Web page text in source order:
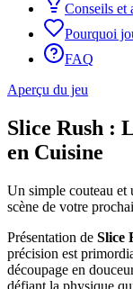
Conseils et
Pourquoi
FAQ
Aperçu du jeu
Slice Rush :
en Cuisine
Un simple couteau et
scène de votre
Présentation de Slice
précision est
découpage en
défiant la physique